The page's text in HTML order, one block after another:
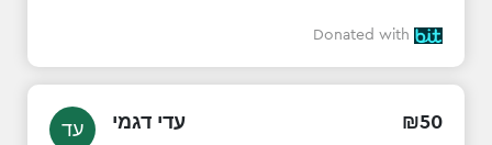
Donated with
עד עדי דגמי ₪50